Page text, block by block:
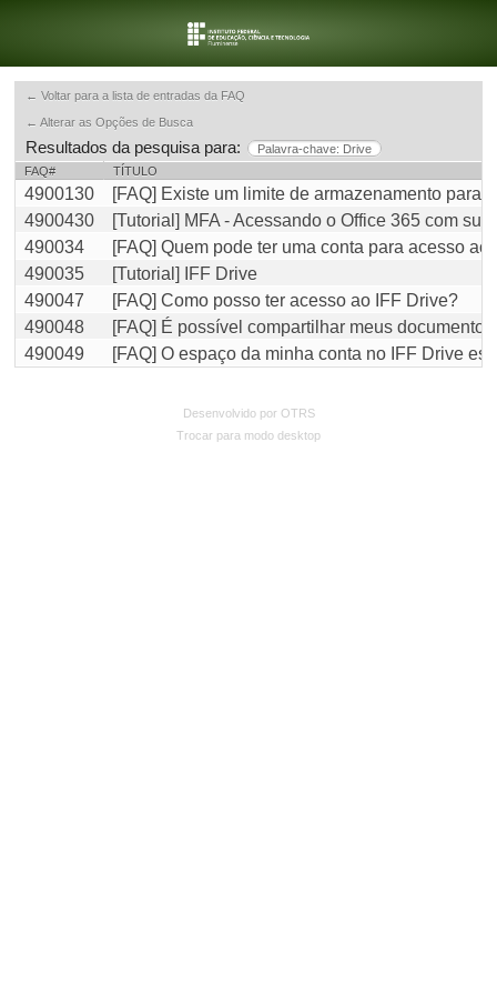
← Voltar para a lista de entradas da FAQ
← Alterar as Opções de Busca
Resultados da pesquisa para:
Palavra-chave: Drive
FAQ#
TÍTULO
4900130
[FAQ] Existe um limite de armazenamento para
4900430
[Tutorial] MFA - Acessando o Office 365 com
490034
[FAQ] Quem pode ter uma conta para acesso ao
490035
[Tutorial] IFF Drive
490047
[FAQ] Como posso ter acesso ao IFF Drive?
490048
[FAQ] É possível compartilhar meus
490049
[FAQ] O espaço da minha conta no IFF Drive
Desenvolvido por OTRS
Trocar para modo desktop